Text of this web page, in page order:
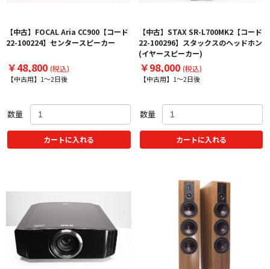
【中古】FOCAL Aria CC900【コード
22-100224】センタースピーカー
￥48,800 (税込)
【中古用】1～2日後
数量
カートに入れる
【中古】STAX SR-L700MK2【コード
22-100296】スタックスのヘッドホン
(イヤースピーカー)
￥98,000 (税込)
【中古用】1～2日後
数量
カートに入れる